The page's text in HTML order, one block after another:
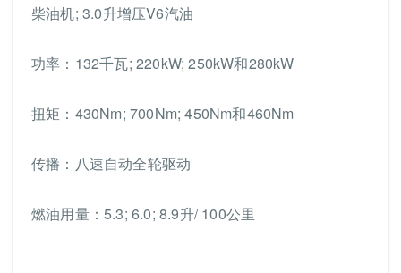
柴油机; 3.0升增压V6汽油
功率：132千瓦; 220kW; 250kW和280kW
扭矩：430Nm; 700Nm; 450Nm和460Nm
传播：八速自动全轮驱动
燃油用量：5.3; 6.0; 8.9升/ 100公里